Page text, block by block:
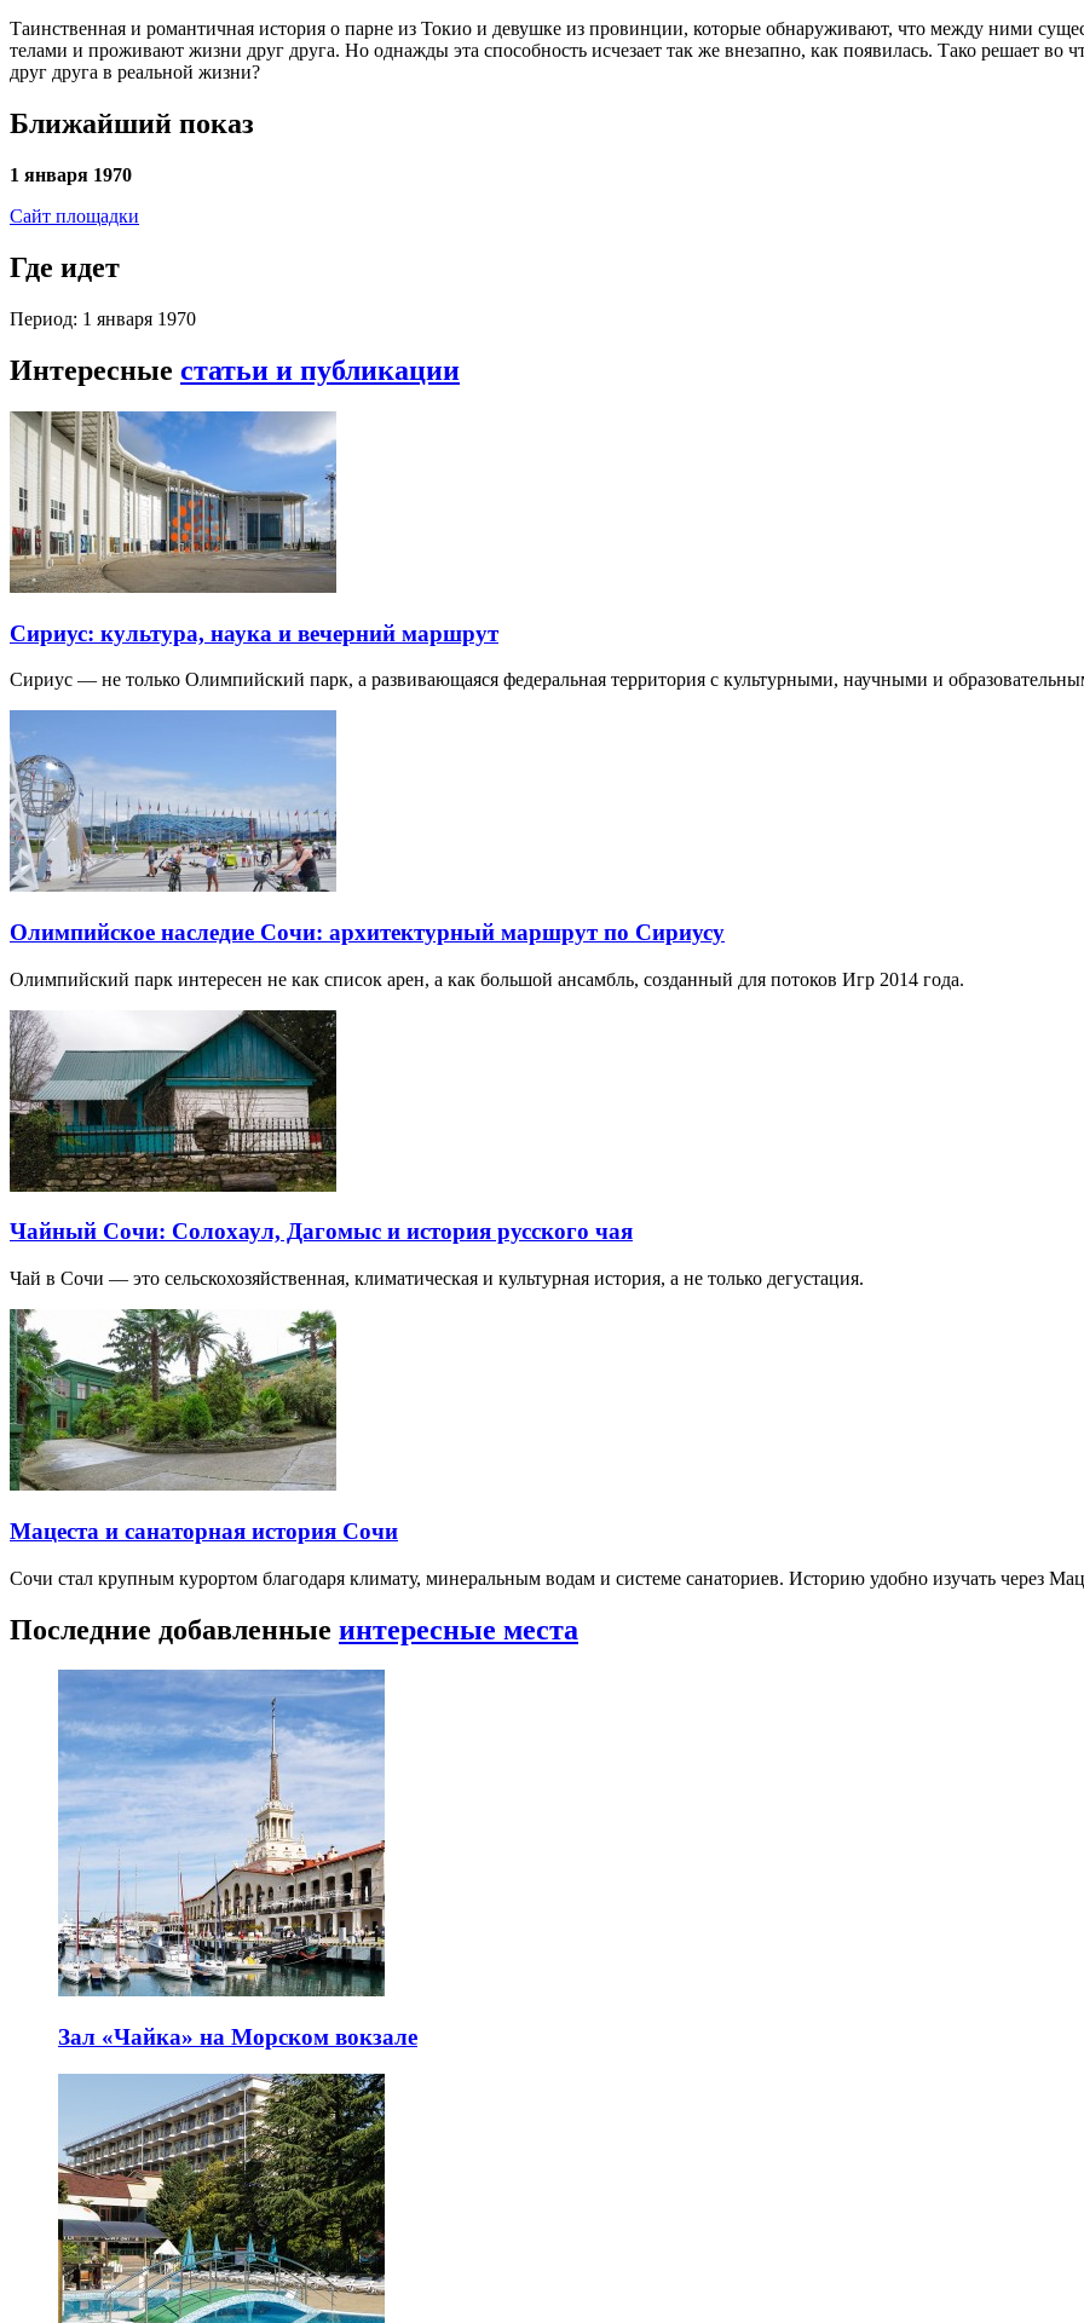
Таинственная и романтичная история о парне из Токио и девушке из провинции, которые обнаруживают, что между ними
телами и проживают жизни друг друга. Но однажды эта способность исчезает так же внезапно, как появилась. Тако решает во
друг друга в реальной жизни?
Ближайший показ
1 января 1970
Сайт площадки
Где идет
Период: 1 января 1970
Интересные статьи и публикации
Сириус: культура, наука и вечерний маршрут
Сириус — не только Олимпийский парк, а развивающаяся федеральная территория с культурными, научными и
Олимпийское наследие Сочи: архитектурный маршрут по Сириусу
Олимпийский парк интересен не как список арен, а как большой ансамбль, созданный для потоков Игр 2014 года.
Чайный Сочи: Солохаул, Дагомыс и история русского чая
Чай в Сочи — это сельскохозяйственная, климатическая и культурная история, а не только дегустация.
Мацеста и санаторная история Сочи
Сочи стал крупным курортом благодаря климату, минеральным водам и системе санаториев. Историю удобно изучать через
Последние добавленные интересные места
Зал «Чайка» на Морском вокзале